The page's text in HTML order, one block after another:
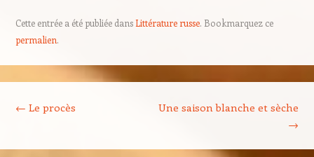
Cette entrée a été publiée dansLittérature russe. Bookmarquez ce
permalien.
← Le procès
Une saison blanche et sèche
→